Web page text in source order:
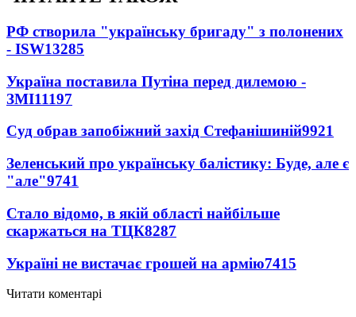
РФ створила "українську бригаду" з полонених
- ISW13285
Україна поставила Путіна перед дилемою -
ЗМІ11197
Суд обрав запобіжний захід Стефанішиній9921
Зеленський про українську балістику: Буде, але є
"але"9741
Стало відомо, в якій області найбільше
скаржаться на ТЦК8287
Україні не вистачає грошей на армію7415
Читати коментарі